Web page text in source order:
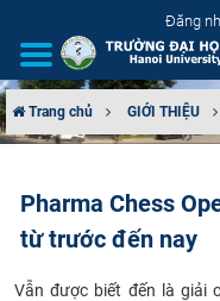
Đăng
CƠ CẤU TỔ CHỨC
TUYỂN SINH
Trang chủ GIỚI THIỆU
Pharma Chess
từ trước đến nay
Vẫn được biết đến là giải